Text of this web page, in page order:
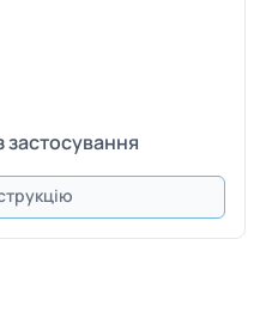
застосування